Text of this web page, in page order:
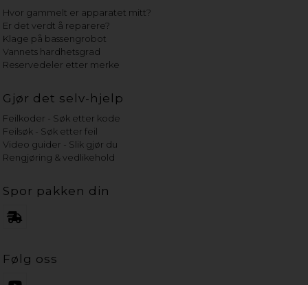
Hvor gammelt er apparatet mitt?
Er det verdt å reparere?
Klage på bassengrobot
Vannets hardhetsgrad
Reservedeler etter merke
Gjør det selv-hjelp
Feilkoder - Søk etter kode
Feilsøk - Søk etter feil
Video guider - Slik gjør du
Rengjøring & vedlikehold
Spor pakken din
Følg oss